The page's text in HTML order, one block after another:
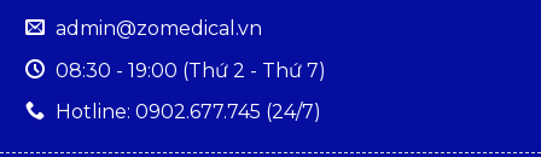
admin@zomedical.vn
08:30 - 19:00 (Thứ 2 - Thứ 7)
Hotline: 0902.677.745 (24/7)